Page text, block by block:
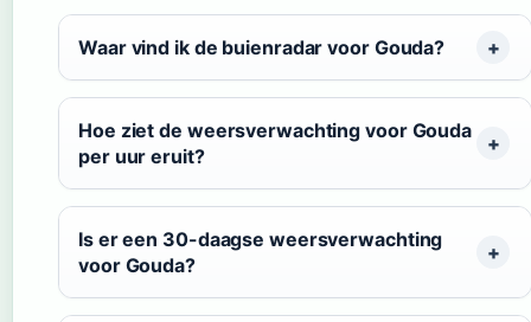
Waar vind ik de buienradar voor Gouda?
Hoe ziet de weersverwachting voor Gouda
per uur eruit?
Is er een 30-daagse weersverwachting
voor Gouda?